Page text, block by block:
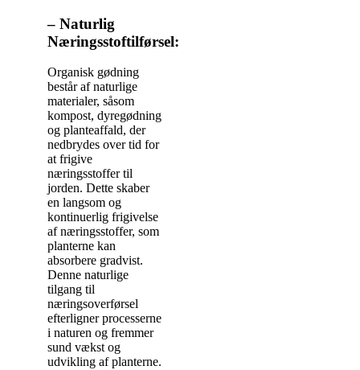
– Naturlig
Næringsstoftilførsel:
Organisk gødning
består af naturlige
materialer, såsom
kompost, dyregødning
og planteaffald, der
nedbrydes over tid for
at frigive
næringsstoffer til
jorden. Dette skaber
en langsom og
kontinuerlig frigivelse
af næringsstoffer, som
planterne kan
absorbere gradvist.
Denne naturlige
tilgang til
næringsoverførsel
efterligner processerne
i naturen og fremmer
sund vækst og
udvikling af planterne.